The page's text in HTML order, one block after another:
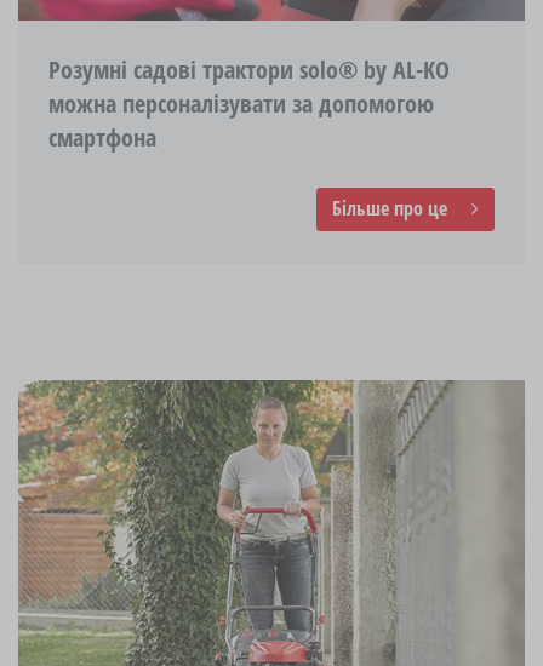
Розумні садові трактори solo® by AL-KO
можна персоналізувати за допомогою
смартфона
Більше про це